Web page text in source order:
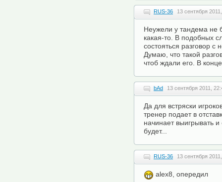
RUS-36 13 сентября
Неужели у тандема не
какая-то. В подобных
состояться разговор
Думаю, что такой
чтоб ждали его. В
bAd 13 сентября 2011,
Да для встряски
тренер подает в
начинает выигрывать
будет...
RUS-36 13 сентября
alex8, опередил